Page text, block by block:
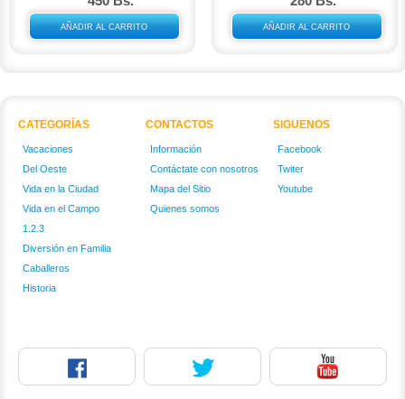
AÑADIR AL CARRITO AÑADIR AL CARRITO
CATEGORÍAS
Vacaciones
Del Oeste
Vida en la Ciudad
Vida en el Campo
1.2.3
Diversión en Familia
Caballeros
Historia
CONTACTOS
Información
Contáctate con nosotros
Mapa del Sitio
Quienes somos
SIGUENOS
Facebook
Twiter
Youtube